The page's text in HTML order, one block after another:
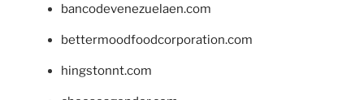
bancodevenezuelaen.com
bettermoodfoodcorporation.com
hingstonnt.com